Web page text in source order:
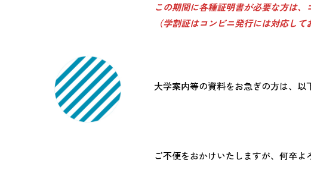
この期間に各種証明書が必要な方は、
（学割証はコンビニ発行には対応し
大学案内等の資料をお急ぎの方は、以
ご不便をおかけいたしますが、何卒よ